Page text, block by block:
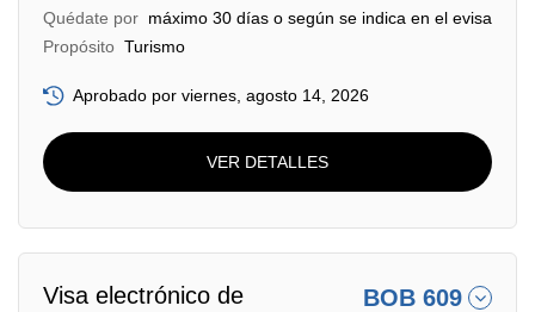
Quédate por máximo 30 días o según se indica en el evisa
Propósito Turismo
Aprobado por viernes, agosto 14, 2026
VER DETALLES
Visa electrónico de
BOB 609